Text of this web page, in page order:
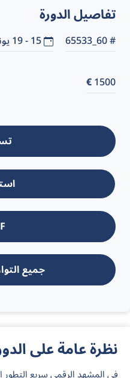
تفاصيل الدورة
# 60_65533 15 - 19 يونيو 2027
1500
€
جميع
نظرة عامة على